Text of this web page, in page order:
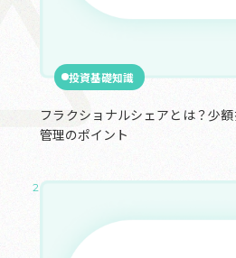
投資基礎知識
フラクショナルシェアとは？少
管理のポイント
2025.01.22